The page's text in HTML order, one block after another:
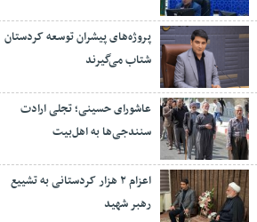
پروژه‌های پیشران توسعه کردستان
شتاب می‌گیرند
عاشورای حسینی؛ تجلی ارادت
سنندجی‌ها به اهل‌بیت
اعزام ۲ هزار کردستانی به تشییع
رهبر شهید